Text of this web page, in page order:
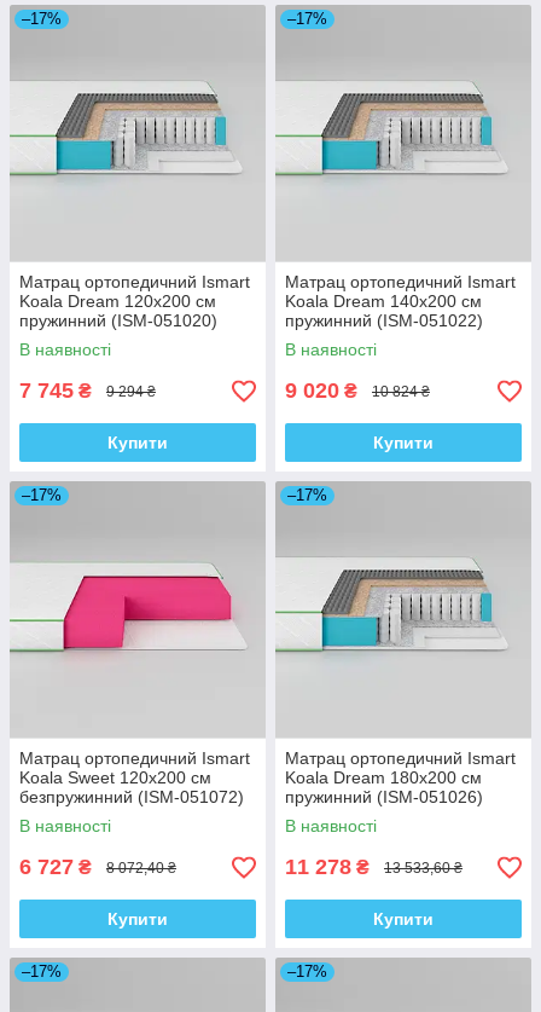
–17%
Матрац ортопедичний Ismart
Koala Dream 120х200 см
пружинний (ISM-051020)
В наявності
7 745 ₴ 9 294 ₴
Купити
–17%
Матрац ортопедичний Ismart
Koala Dream 140х200 см
пружинний (ISM-051022)
В наявності
9 020 ₴ 10 824 ₴
Купити
–17%
Матрац ортопедичний Ismart
Koala Sweet 120х200 см
безпружинний (ISM-051072)
В наявності
6 727 ₴ 8 072,40 ₴
Купити
–17%
Матрац ортопедичний Ismart
Koala Dream 180х200 см
пружинний (ISM-051026)
В наявності
11 278 ₴ 13 533,60 ₴
Купити
–17% –17%